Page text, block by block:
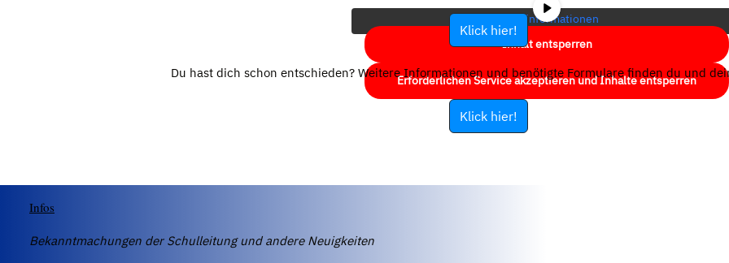
Mehr Informationen
Inhalt entsperren
Erforderlichen Service akzeptieren und Inhalte entsperren
Klick hier!
Du hast dich schon entschieden? Weitere Informationen und benötigte Formulare finden du und
Klick hier!
Infos
Bekanntmachungen der Schulleitung und andere Neuigkeiten